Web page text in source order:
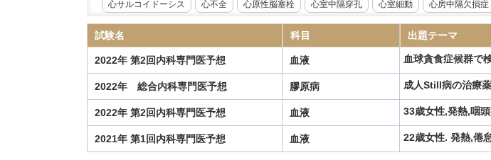
心サルコイドーシス 心不全 心原性脳塞栓 心室中隔穿孔 心室細動 心房中隔欠損症
心臓リハビリテーション 心臓冠動脈CT 心臓超音波検査 急性リンパ性白血病 急性上
急性好酸球性肺炎 急性心筋炎 急性心膜炎 急性溶血性輸血副作用 急性肝不全 急性
慢性心不全 慢性炎症性脱髄性多発根神経炎 慢性炎症性脱髄性多発神経炎 慢性硬膜下血腫
慢性血栓塞栓性肺高血圧症 慢性進行性肺アスペルギルス症 慢性骨髄性白血病 成人Still病
抗IL-6受容体抗体 抗NMDA受容体抗体脳炎 抗RANKL抗体製剤 抗てんかん薬 抗不整
試験名 科目 出題テーマ
2022年 第2回内科専門医予想 血液 血球貪食症候群で
2022年 総合内科専門医予想 膠原病 成人Still病の治療
2022年 第2回内科専門医予想 血液 33歳女性,発熱,咽
2021年 第1回内科専門医予想 血液 22歳女性. 発熱,倦